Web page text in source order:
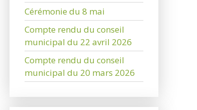
Cérémonie du 8 mai
Compte rendu du conseil
municipal du 22 avril 2026
Compte rendu du conseil
municipal du 20 mars 2026